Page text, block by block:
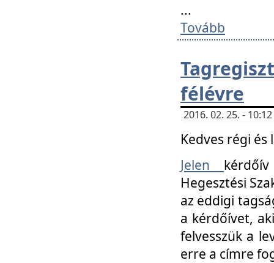
...
Tovább
félévre
2016. 02. 25. -
Kedves régi
Jelen
Hegesztési
az eddigi
a kérdőívet,
felvesszük a
erre a címre